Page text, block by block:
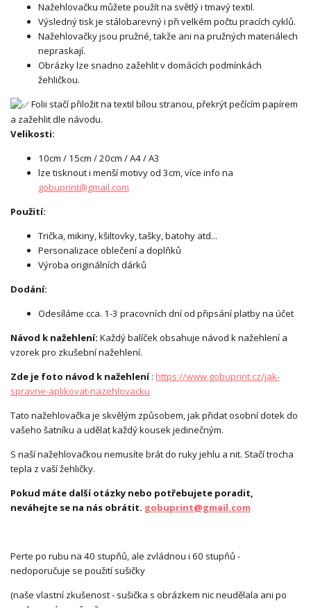
Nažehlovačku můžete použít na světlý i tmavý textil.
Výsledný tisk je stálobarevný i při velkém počtu pracích cyklů.
Nažehlovačky jsou pružné, takže ani na pružných materiálech
nepraskají.
Obrázky lze snadno zažehlit v domácích podmínkách
žehličkou.
Folii stačí přiložit na textil bílou stranou, překrýt pečícím papírem
a zažehlit dle návodu.
Velikosti:
10cm / 15cm / 20cm / A4 / A3
lze tisknout i menší motivy od 3cm, více info na
gobuprint@gmail.com
Použití:
Trička, mikiny, kšiltovky, tašky, batohy atd...
Personalizace oblečení a doplňků
Výroba originálních dárků
Dodání:
Odesíláme cca. 1-3 pracovních dní od připsání platby na účet
Návod k nažehlení: Každý balíček obsahuje návod k nažehlení a
vzorek pro zkušební nažehlení.
Zde je foto návod k nažehlení: https://www.gobuprint.cz/jak-
spravne-aplikovat-nazehlovacku
Tato nažehlovačka je skvělým způsobem, jak přidat osobní dotek do
vašeho šatníku a udělat každý kousek jedinečným.
S naší nažehlovačkou nemusíte brát do ruky jehlu a nit. Stačí trocha
tepla z vaší žehličky.
Pokud máte další otázky nebo potřebujete poradit,
neváhejte se na nás obrátit. gobuprint@gmail.com
Perte po rubu na 40 stupňů, ale zvládnou i 60 stupňů -
nedoporučuje se použití sušičky
(naše vlastní zkušenost - sušička s obrázkem nic neudělala ani po